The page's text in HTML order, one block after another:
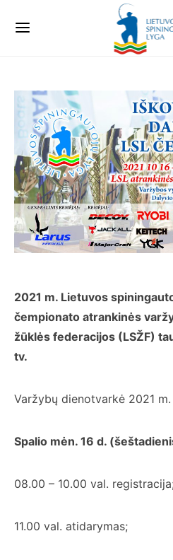
2021 m. Lietuvos
čempionato atrankinės
žūklės federacijos (LSŽF)
tv.
Varžybų dienotvarkė 2021 m.
Spalio mėn. 16 d.
08.00 – 10.00 val.
11.00 val. atidarymas;